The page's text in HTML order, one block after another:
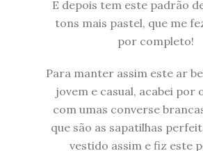
E depois tem este padrão
tons mais pastel, que me
por completo!
Para manter assim este ar
jovem e casual, acabei por
com umas converse
que são as sapatilhas
vestido assim e fiz este